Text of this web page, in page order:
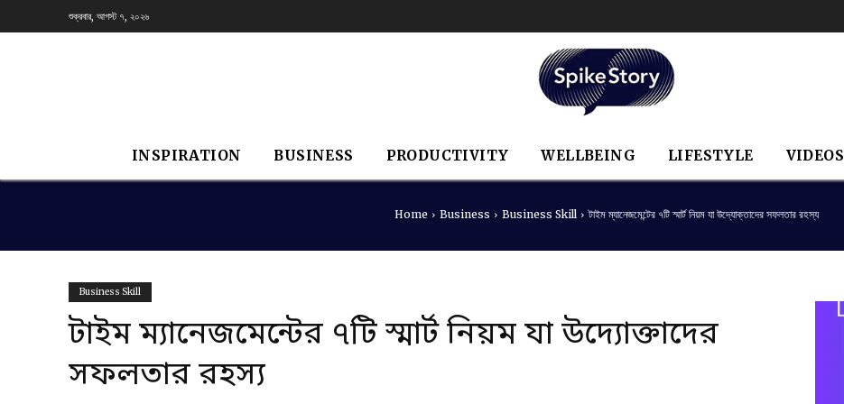
শুক্রবার, আগস্ট ৭, ২০২৬
INSPIRATION BUSINESS PRODUCTIVITY WELLBEING LIFESTYLE VIDEOS
Home Business Business Skill টাইম ম্যানেজমেন্টের ৭টি স্মার্ট নিয়ম যা উদ্যোক্তাদের সফলতার রহস্য
Business Skill
টাইম ম্যানেজমেন্টের ৭টি স্মার্ট নিয়ম যা উদ্যোক্তাদের
সফলতার রহস্য